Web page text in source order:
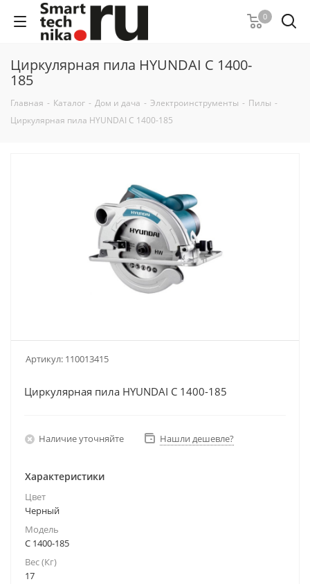
0
Циркулярная пила HYUNDAI C 1400-
185
Главная - Каталог - Дом и дача - Электроинструменты - Пилы -
Циркулярная пила HYUNDAI C 1400-185
Артикул: 110013415
Циркулярная пила HYUNDAI C 1400-185
Наличие уточняйте Нашли дешевле?
Характеристики
Цвет
Черный
Модель
C 1400-185
Вес (Кг)
17